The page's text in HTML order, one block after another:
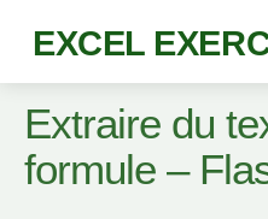
EXCEL
Extraire du
formule –